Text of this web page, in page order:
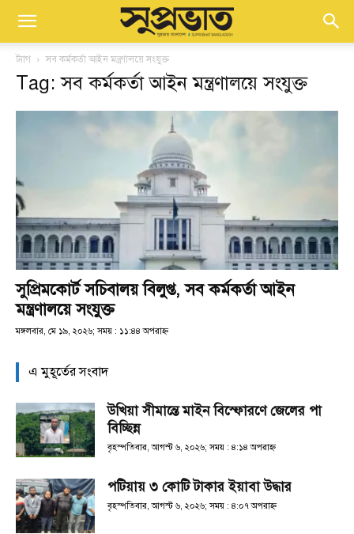
ট্যাগ সব কর্মকর্তা আইন মন্ত্রণালয়ে সংযুক্ত
Tag: সব কর্মকর্তা আইন মন্ত্রণালয়ে সংযুক্ত
সুপ্রিমকোর্ট সচিবালয় বিলুপ্ত, সব কর্মকর্তা আইন
মন্ত্রণালয়ে সংযুক্ত
মঙ্গলবার, মে ১৯, ২০২৬; সময় : ১১:৪৪ অপরাহ্ণ
এ মুহূর্তের সংবাদ
উখিয়া সীমান্তে মাইন বিস্ফোরণে জেলের পা
বিচ্ছিন্ন
বৃহস্পতিবার, আগস্ট ৬, ২০২৬; সময় : ৪:১৪ অপরাহ্ণ
পটিয়ায় ৩ কোটি টাকার ইয়াবা উদ্ধার
বৃহস্পতিবার, আগস্ট ৬, ২০২৬; সময় : ৪:০৭ অপরাহ্ণ